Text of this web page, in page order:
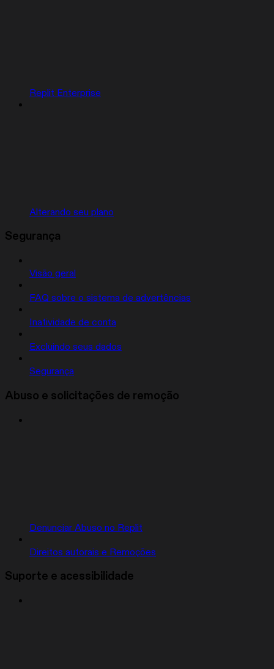
Replit Enterprise
Alterando seu plano
Segurança
Visão geral
FAQ sobre o sistema de advertências
Inatividade de conta
Excluindo seus dados
Segurança
Abuso e solicitações de remoção
Denunciar Abuso no Replit
Direitos autorais e Remoções
Suporte e acessibilidade